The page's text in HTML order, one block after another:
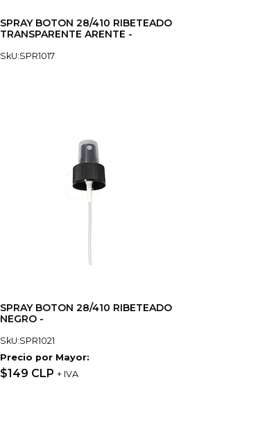
SPRAY BOTON 28/410 RIBETEADO
TRANSPARENTE ARENTE -
SkU:SPR1017
SPRAY BOTON 28/410 RIBETEADO
NEGRO -
SkU:SPR1021
Precio por Mayor:
$149 CLP + IVA